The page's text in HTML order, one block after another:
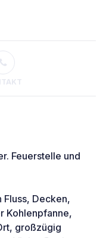
Feuerstelle und
Fluss, Decken,
Kohlenpfanne,
großzügig